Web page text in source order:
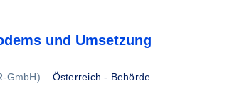
und Umsetzung
GmbH) – Österreich - Behörde